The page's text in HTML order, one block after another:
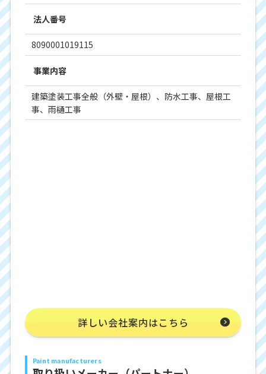
法人番号
8090001019115
事業内容
建築塗装工事全般（外壁・屋根）、防水工事、屋根工
事、雨樋工事
詳しい会社案内はこちら
Paint manufacturers